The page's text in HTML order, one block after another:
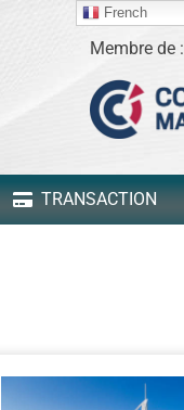
Membre de :
TRANSACTION
French